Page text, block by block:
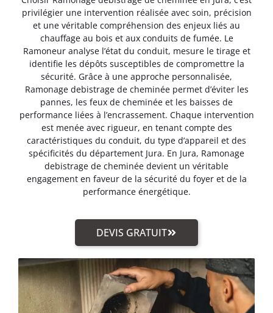
privilégier une intervention réalisée avec soin, précision
et une véritable compréhension des enjeux liés au
chauffage au bois et aux conduits de fumée. Le
Ramoneur analyse l’état du conduit, mesure le tirage et
identifie les dépôts susceptibles de compromettre la
sécurité. Grâce à une approche personnalisée,
Ramonage debistrage de cheminée permet d’éviter les
pannes, les feux de cheminée et les baisses de
performance liées à l’encrassement. Chaque intervention
est menée avec rigueur, en tenant compte des
caractéristiques du conduit, du type d’appareil et des
spécificités du département Jura. En Jura, Ramonage
debistrage de cheminée devient un véritable
engagement en faveur de la sécurité du foyer et de la
performance énergétique.
DEVIS GRATUIT